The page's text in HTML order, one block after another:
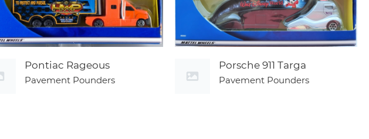
Pontiac Rageous
Pavement Pounders
Porsche 911 Targa
Pavement Pounders